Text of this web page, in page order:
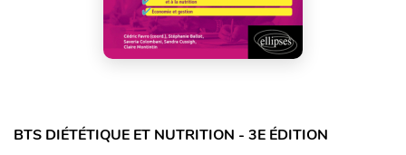
BTS DIÉTÉTIQUE ET NUTRITION - 3E ÉDITION